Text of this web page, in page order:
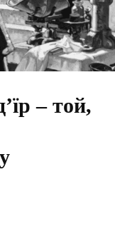
– той,